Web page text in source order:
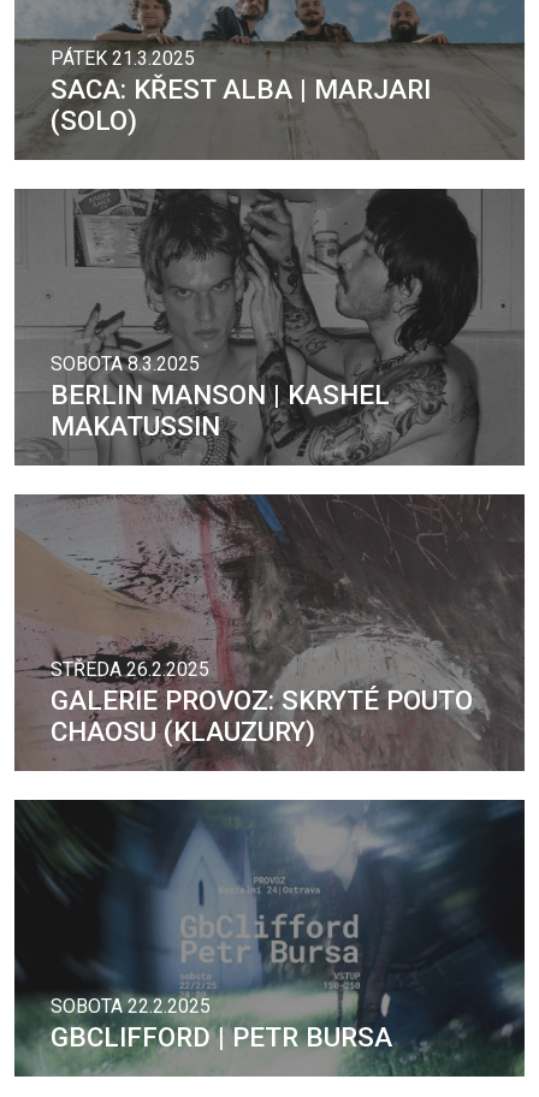
PÁTEK 21.3.2025
SACA: KŘEST ALBA | MARJARI
(SOLO)
SOBOTA 8.3.2025
BERLIN MANSON | KASHEL
MAKATUSSIN
STŘEDA 26.2.2025
GALERIE PROVOZ: SKRYTÉ POUTO
CHAOSU (KLAUZURY)
SOBOTA 22.2.2025
GBCLIFFORD | PETR BURSA